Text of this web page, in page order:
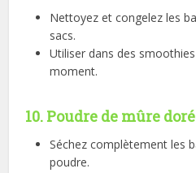
Nettoyez et congelez les
sacs.
Utiliser dans des
moment.
10. Poudre de mûre
Séchez complètement les
poudre.